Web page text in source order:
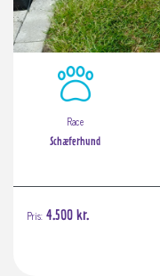
Race
Schæferhund
Pris: 4.500 kr.